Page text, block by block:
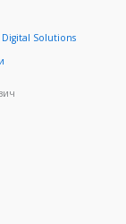
Solutions